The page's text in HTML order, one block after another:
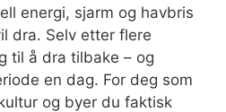
energi, sjarm og havbris
dra. Selv etter flere
til å dra tilbake – og
en dag. For deg som
og byer du faktisk